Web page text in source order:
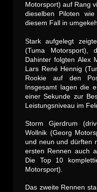
Motorsport) auf Rang
dieselben Piloten
diesem Fall in
Stark aufgelegt
(Tuma Motorsport),
Dahinter folgten Alex
Lars René Hennig
Rookie auf den
Insgesamt lagen die
einer Sekunde zur
Leistungsniveau im
Storm Gjerdrum
Wollnik (Georg
und neun und dürften
ersten Rennen auch
Die Top 10
Motorsport).
Das zweite Rennen